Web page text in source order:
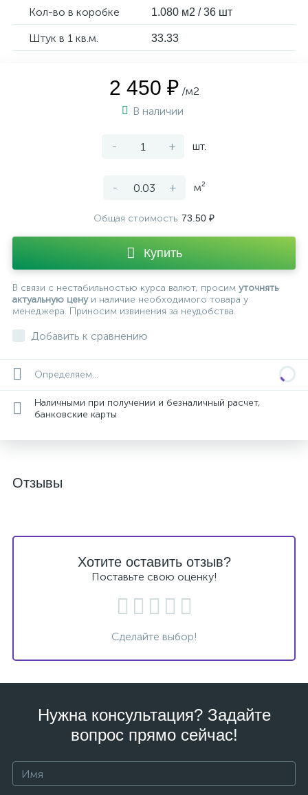
Кол-во в коробке 1.080 м2 / 36 шт
Штук в 1 кв.м. 33.33
2 450 ₽ /м2
В наличии
- + шт.
- + м²
Общая стоимость 73.50 ₽
Купить
В связи с нестабильностью курса валют, просим уточнять
актуальную ценуи наличие необходимого товара у
менеджера. Приносим извинения за неудобства.
Добавить к сравнению
Определяем...
Наличными при получении и безналичный расчет,
банковские карты
Отзывы
Хотите оставить отзыв?
Поставьте свою оценку!
Сделайте выбор!
Нужна консультация? Задайте
вопрос прямо сейчас!